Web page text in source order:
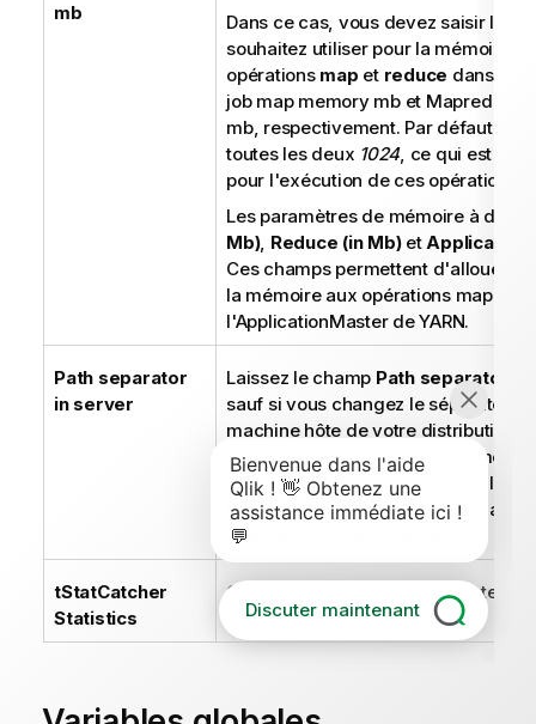
Discuter maintenant
mb
Dans ce cas, vous devez saisir les
souhaitez utiliser pour la mémoire
opérations map et reduce dans les
job map memory mb et Mapred job
mb, respectivement. Par défaut, les
toutes les deux 1024, ce qui est
pour l'exécution de ces opérations.
Les paramètres de mémoire à
Mb), Reduce (in Mb)et
Ces champs permettent d'allouer
la mémoire aux opérations map et
l'ApplicationMaster de YARN.
Path separator
in server
Laissez le champ Path separator
sauf si vous changez le séparateur
machine hôte de votre distribution
variable PATH. En d'autres termes,
séparateur si celui-ci n'est pas le
Dans ce cas, vous devez
celle utilisée dans votre hôte.
tStatCatcher
Statistics
Cochez cette case pour collecter
au niveau des composants.